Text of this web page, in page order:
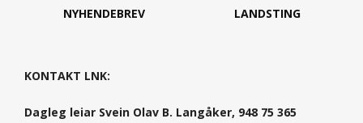
NYHENDEBREV
LANDSTING
KONTAKT LNK:
Dagleg leiar Svein Olav B. Langåker, 948 75 365